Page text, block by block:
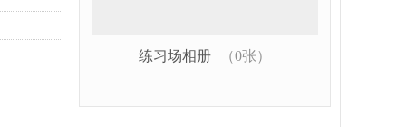
练习场相册 （0张）